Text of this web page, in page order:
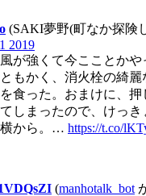
(SAKI夢野(町なか探険
2019
が強くて今こことか
もかく、消火栓の綺麗
食った。おまけに、
しまったので、けっき
から。… https://t.co/
(manhotalk_bot